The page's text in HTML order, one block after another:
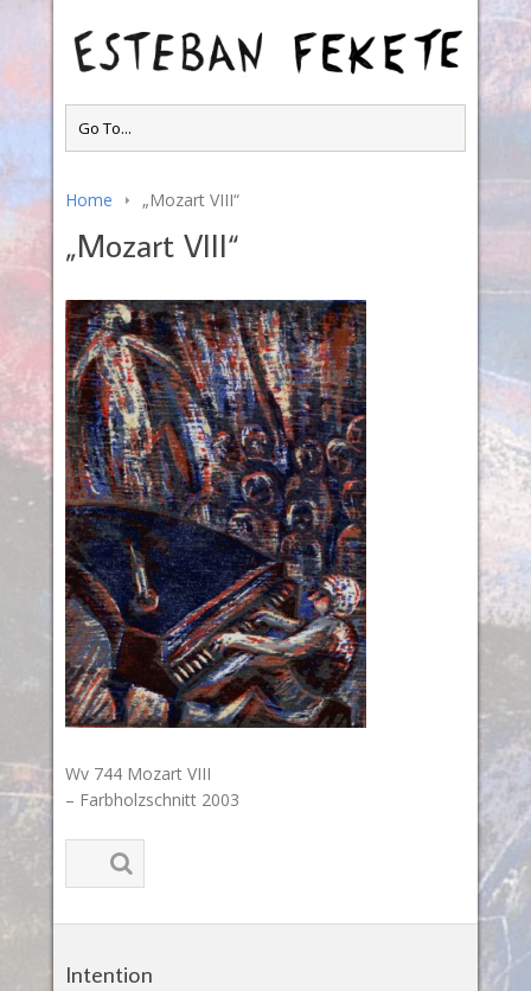
Home „Mozart VIII“
„Mozart VIII“
Wv 744 Mozart VIII
– Farbholzschnitt 2003
Intention